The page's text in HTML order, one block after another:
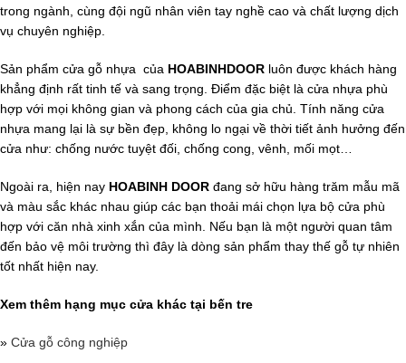
trong ngành, cùng đội ngũ nhân viên tay nghề cao và chất lượng dịch
vụ chuyên nghiệp.
Sản phẩm cửa gỗ nhựa của HOABINHDOOR luôn được khách hàng
khẳng định rất tinh tế và sang trọng. Điểm đặc biệt là cửa nhựa phù
hợp với mọi không gian và phong cách của gia chủ. Tính năng cửa
nhựa mang lại là sự bền đẹp, không lo ngại về thời tiết ảnh hưởng đến
cửa như: chống nước tuyệt đối, chống cong, vênh, mối mọt…
Ngoài ra, hiện nay HOABINH DOOR đang sở hữu hàng trăm mẫu mã
và màu sắc khác nhau giúp các bạn thoải mái chọn lựa bộ cửa phù
hợp với căn nhà xinh xắn của mình. Nếu bạn là một người quan tâm
đến bảo vệ môi trường thì đây là dòng sản phẩm thay thế gỗ tự nhiên
tốt nhất hiện nay.
Xem thêm hạng mục cửa khác tại bến tre
» Cửa gỗ công nghiệp